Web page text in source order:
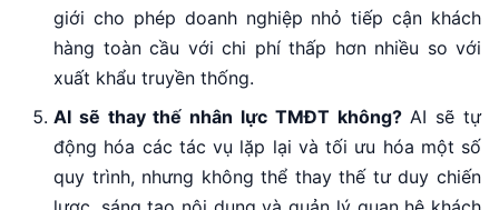
giới cho phép doanh nghiệp nhỏ tiếp cận khách
hàng toàn cầu với chi phí thấp hơn nhiều so với
xuất khẩu truyền thống.
AI sẽ thay thế nhân lực TMĐT không?AI sẽ tự
động hóa các tác vụ lặp lại và tối ưu hóa một số
quy trình, nhưng không thể thay thế tư duy chiến